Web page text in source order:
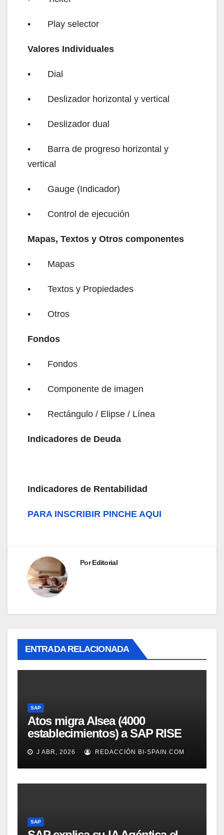
• Play selector
Valores Individuales
• Dial
• Deslizador horizontal y vertical
• Deslizador dual
•
Barra de progreso horizontal y
vertical
• Gauge (Indicador)
• Control de ejecución
Mapas, Textos y Otros componentes
• Mapas
• Textos y Propiedades
• Otros
Fondos
• Fondos
• Componente de imagen
• Rectángulo / Elipse / Línea
Indicadores de Deuda
Indicadores de Rentabilidad
PARA INSCRIBIR PINCHE AQUI
PorEditorial
ENTRADA RELACIONADA
SAP
Atos migra Alsea (4000
establecimientos) a SAP RISE
en AWS USA
J ABR, 2026 REDACCIÓN BI-SPAIN.COM
SAP